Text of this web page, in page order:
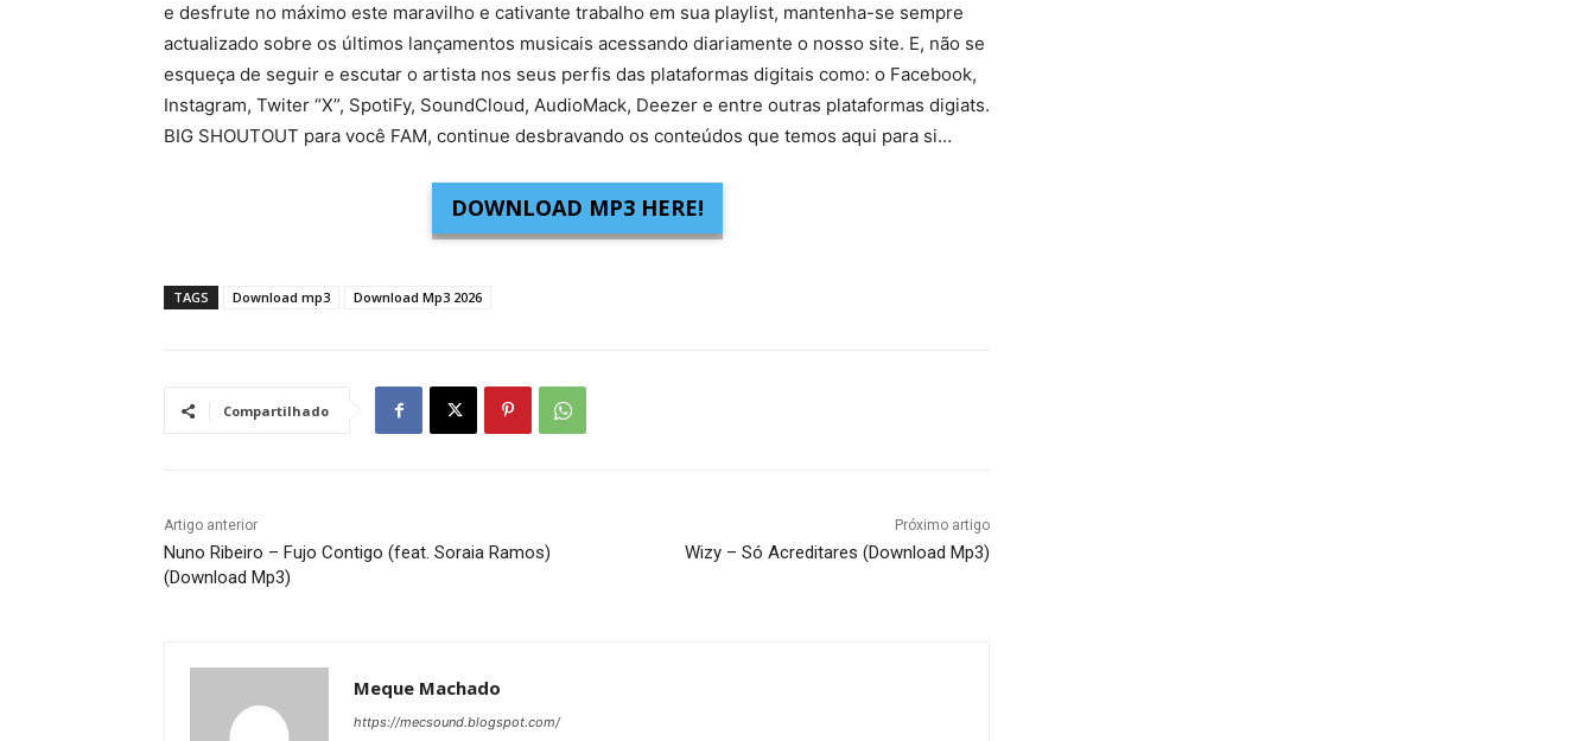
e desfrute no máximo este maravilho e cativante trabalho em sua playlist, mantenha-se sempre
actualizado sobre os últimos lançamentos musicais acessando diariamente o nosso site. E, não se
esqueça de seguir e escutar o artista nos seus perfis das plataformas digitais como: o Facebook,
Instagram, Twiter “X”, SpotiFy, SoundCloud, AudioMack, Deezer e entre outras plataformas digiats.
BIG SHOUTOUT para você FAM, continue desbravando os conteúdos que temos aqui para si…
DOWNLOAD MP3 HERE!
TAGS Download mp3 Download Mp3 2026
Compartilhado
Artigo anterior
Nuno Ribeiro – Fujo Contigo (feat. Soraia Ramos)
(Download Mp3)
Próximo artigo
Wizy – Só Acreditares (Download Mp3)
Meque Machado
https://mecsound.blogspot.com/